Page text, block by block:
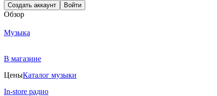
Создать аккаунт Войти
Обзор
Музыка
В магазине
ЦеныКаталог музыки
In-store радио